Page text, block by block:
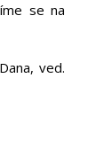
se na
ved.